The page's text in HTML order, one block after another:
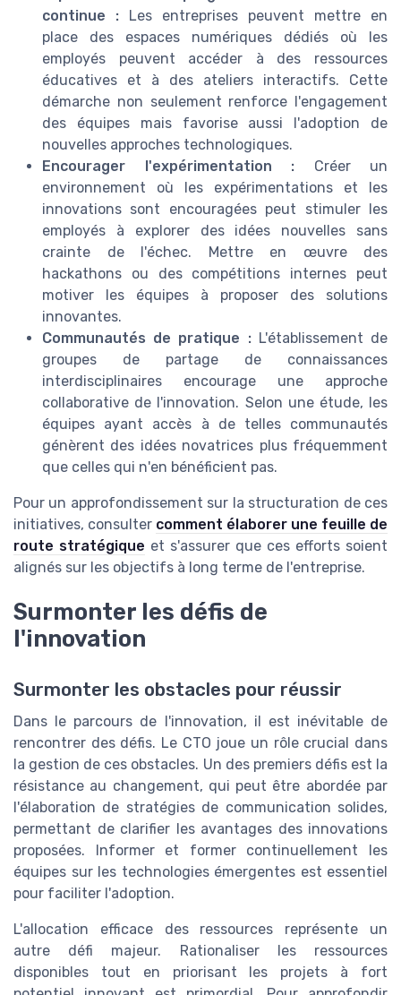
continue : Les entreprises peuvent mettre en
place des espaces numériques dédiés où les
employés peuvent accéder à des ressources
éducatives et à des ateliers interactifs. Cette
démarche non seulement renforce l'engagement
des équipes mais favorise aussi l'adoption de
nouvelles approches technologiques.
Encourager l'expérimentation : Créer un
environnement où les expérimentations et les
innovations sont encouragées peut stimuler les
employés à explorer des idées nouvelles sans
crainte de l'échec. Mettre en œuvre des
hackathons ou des compétitions internes peut
motiver les équipes à proposer des solutions
innovantes.
Communautés de pratique :L'établissement de
groupes de partage de connaissances
interdisciplinaires encourage une approche
collaborative de l'innovation. Selon une étude, les
équipes ayant accès à de telles communautés
génèrent des idées novatrices plus fréquemment
que celles qui n'en bénéficient pas.
Pour un approfondissement sur la structuration de ces
initiatives, consulter comment élaborer une feuille de
route stratégique et s'assurer que ces efforts soient
alignés sur les objectifs à long terme de l'entreprise.
Surmonter les défis de
l'innovation
Surmonter les obstacles pour réussir
Dans le parcours de l'innovation, il est inévitable de
rencontrer des défis. Le CTO joue un rôle crucial dans
la gestion de ces obstacles. Un des premiers défis est la
résistance au changement, qui peut être abordée par
l'élaboration de stratégies de communication solides,
permettant de clarifier les avantages des innovations
proposées. Informer et former continuellement les
équipes sur les technologies émergentes est essentiel
pour faciliter l'adoption.
L'allocation efficace des ressources représente un
autre défi majeur. Rationaliser les ressources
disponibles tout en priorisant les projets à fort